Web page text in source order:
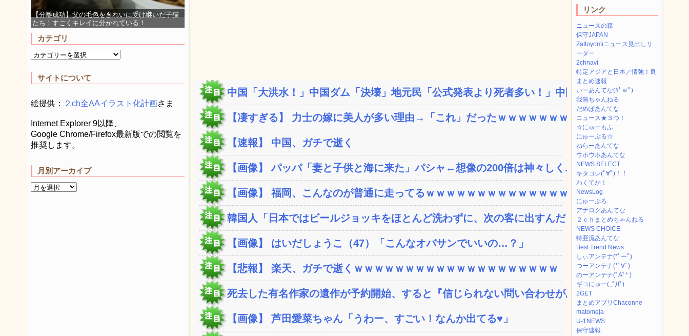
【分離成功】父の毛色をきれいに受け継いだ子猫
たち！すごくキレイに分かれている！
カテゴリ
サイトについて
絵提供： ２ch全AAイラスト化計画さま
Internet Explorer 9以降、
Google Chrome/Firefox最新版での閲覧を
推奨します。
月別アーカイブ
中国「大洪水！」中国ダム「決壊」地元民「公式発表より死者多い！」中国政...
【凄すぎる】 力士の嫁に美人が多い理由→「これ」だったｗｗｗｗｗｗｗ
【速報】 中国、ガチで逝く
【画像】 パッパ「妻と子供と海に来た」パシャ←想像の200倍は神々しく...
【画像】 福岡、こんなのが普通に走ってるｗｗｗｗｗｗｗｗｗｗｗｗｗｗｗ...
韓国人「日本ではビールジョッキをほとんど洗わずに、次の客に出すんだ！ ...
【画像】 はいだしょうこ（47）「こんなオバサンでいいの…？」
【悲報】 楽天、ガチで逝くｗｗｗｗｗｗｗｗｗｗｗｗｗｗｗｗｗｗｗｗ
死去した有名作家の遺作が予約開始、すると『信じられない問い合わせがあっ...
【画像】 芦田愛菜ちゃん「うわー、すごい！なんか出てる♥」
リンク
ニュースの森
保守JAPAN
Zattoyomiニュース見出しリ
ーダー
2chnavi
特定アジアと日本／情強！良
まとめ速報
いーあんてな(#ﾟｗﾟ)
我無ちゃんねる
だめぽあんてな
ニュース★３つ！
☆にゅーもふ
にゅーぷる☆
ねらーあんてな
ウホウホあんてな
NEWS SELECT
キタコレ(ﾟ∀ﾟ)！！
わくてか！
NewsLog
にゅーぷろ
アナログあんてな
２ｃｈまとめちゃんねる
NEWS CHOICE
特亜流あんてな
Best Trend News
しぃアンテナ(*ﾟーﾟ)
つーアンテナ(*ﾟ∀ﾟ)
のーアンテナ(ﾟAﾟ* )
ギコにゅー(,,ﾟДﾟ)
2GET
まとめアプリChaconne
matomeja
U-1NEWS
保守速報